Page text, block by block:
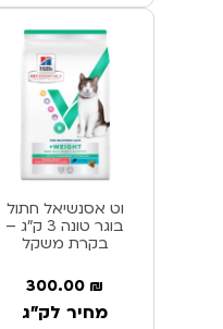
וט אסנשיאל חתול
בוגר טונה 3 ק”ג –
בקרת משקל
300.00 ₪
מחיר לק"ג